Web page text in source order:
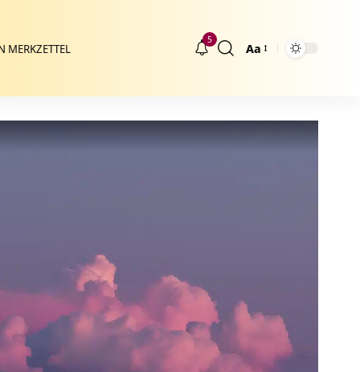
MERKZETTEL
5
Größenänderung
Aa